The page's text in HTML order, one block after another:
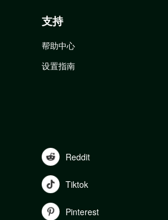
支持
帮助中心
设置指南
Reddit
Tiktok
Pinterest